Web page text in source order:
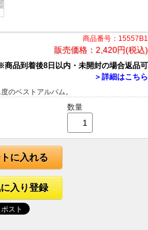
商品番号：15557B1
販売価格： 2,420円(税込)
商品到着後8日以内・未開封の場合返品可
＞詳細はこちら
のベストアルバム。
数量
に入れる
入り登録